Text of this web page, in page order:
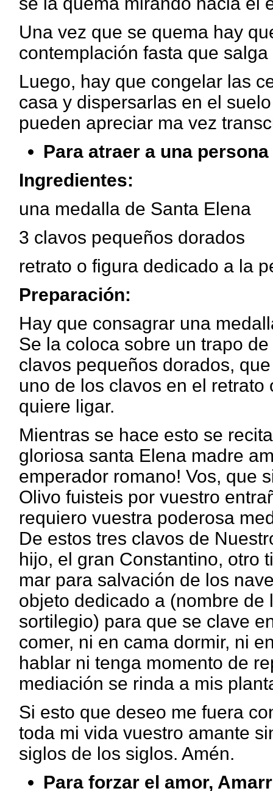
Una vez que se quema hay
contemplación fasta que salga
Luego, hay que congelar las
casa y dispersarlas en el
pueden apreciar ma vez
Para atraer a una persona
Ingredientes:
una medalla de Santa Elena
3 clavos pequeños dorados
retrato o figura dedicado a la
Preparación:
Hay que consagrar una
Se la coloca sobre un trapo
clavos pequeños dorados,
uno de los clavos en el
quiere ligar.
Mientras se hace esto se
gloriosa santa Elena madre
emperador romano! Vos, que
Olivo fuisteis por vuestro
requiero vuestra poderosa
De estos tres clavos de
hijo, el gran Constantino, otro
mar para salvación de los
objeto dedicado a (nombre
sortilegio) para que se clave
comer, ni en cama dormir, ni
hablar ni tenga momento de
mediación se rinda a mis
Si esto que deseo me fuera
toda mi vida vuestro amante
siglos de los siglos. Amén.
Para forzar el amor,